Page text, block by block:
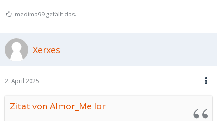
medima99 gefällt das.
Xerxes
2. April 2025
Zitat von Almor_Mellor